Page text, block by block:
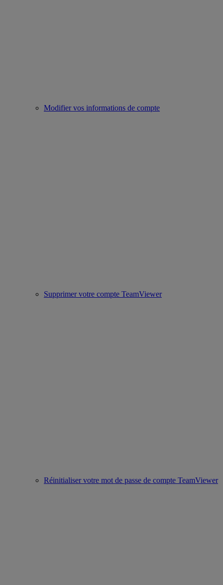
Modifier vos informations de compte
Supprimer votre compte TeamViewer
Réinitialiser votre mot de passe de compte TeamViewer